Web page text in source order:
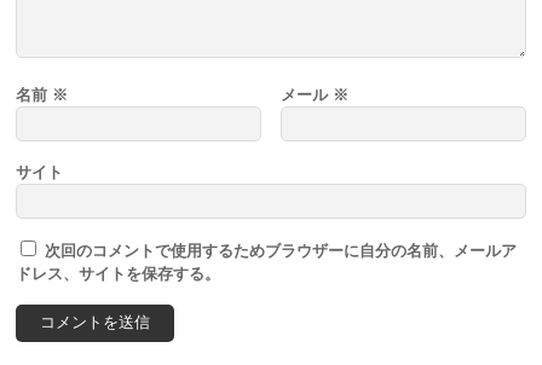
名前 ※ メール ※
サイト
次回のコメントで使用するためブラウザーに自分の名前、メールア
ドレス、サイトを保存する。